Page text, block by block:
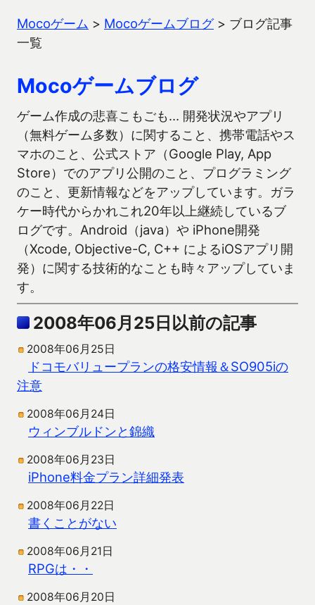
Mocoゲーム > Mocoゲームブログ> ブログ記事
一覧
Mocoゲームブログ
ゲーム作成の悲喜こもごも… 開発状況やアプリ
（無料ゲーム多数）に関すること、携帯電話やス
マホのこと、公式ストア（Google Play, App
Store）でのアプリ公開のこと、プログラミング
のこと、更新情報などをアップしています。ガラ
ケー時代からかれこれ20年以上継続しているブ
ログです。Android（java）や iPhone開発
（Xcode, Objective-C, C++ によるiOSアプリ開
発）に関する技術的なことも時々アップしていま
す。
2008年06月25日以前の記事
2008年06月25日
ドコモバリュープランの格安情報＆SO905iの
注意
2008年06月24日
ウィンブルドンと錦織
2008年06月23日
iPhone料金プラン詳細発表
2008年06月22日
書くことがない
2008年06月21日
RPGは・・
2008年06月20日